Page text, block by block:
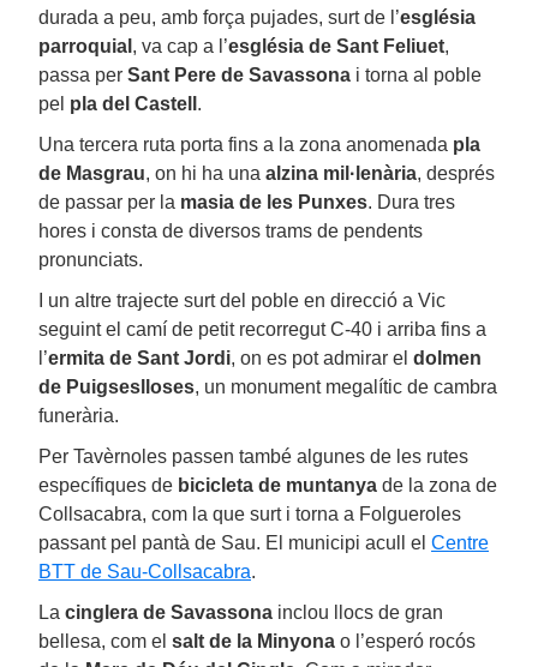
durada a peu, amb força pujades, surt de l’església
parroquial , va cap a l’església de Sant Feliuet,
passa per Sant Pere de Savassona i torna al poble
pel pla del Castell .
Una tercera ruta porta fins a la zona anomenada pla
de Masgrau, on hi ha una alzina mil·lenària, després
de passar per la masia de les Punxes. Dura tres
hores i consta de diversos trams de pendents
pronunciats.
I un altre trajecte surt del poble en direcció a Vic
seguint el camí de petit recorregut C-40 i arriba fins a
l’ermita de Sant Jordi, on es pot admirar el dolmen
de Puigseslloses, un monument megalític de cambra
funerària.
Per Tavèrnoles passen també algunes de les rutes
específiques de bicicleta de muntanya de la zona de
Collsacabra, com la que surt i torna a Folgueroles
passant pel pantà de Sau. El municipi acull el Centre
BTT de Sau-Collsacabra.
La cinglera de Savassona inclou llocs de gran
bellesa, com el salt de la Minyona o l’esperó rocós